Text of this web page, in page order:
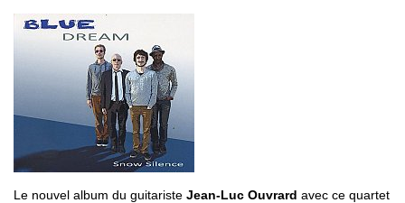
Le nouvel album du guitariste Jean-Luc Ouvrard avec ce quartet